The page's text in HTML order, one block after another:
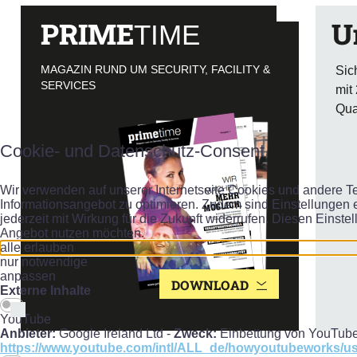
Cookie- und Datenschutz-Consent
Wir verwenden auf unserer Internetseite Cookies und andere
Informationsangebot zu optimieren. Zudem sind
jederzeit mit Wirkung für die Zukunft widerrufen. Diesen
Angebot nutzen möchten.
alle erlauben
nur notwendige
anpassen
Externe Inhalte
YouTube
Anbieter:Google Ireland Ltd -Zweck:Einbettung von
https://www.youtube.com/intl/ALL_de/howyoutubeworks/
PRIMETIME
MAGAZIN RUND UM SECURITY, FACILITY &
SERVICES
DOWNLOAD
mit